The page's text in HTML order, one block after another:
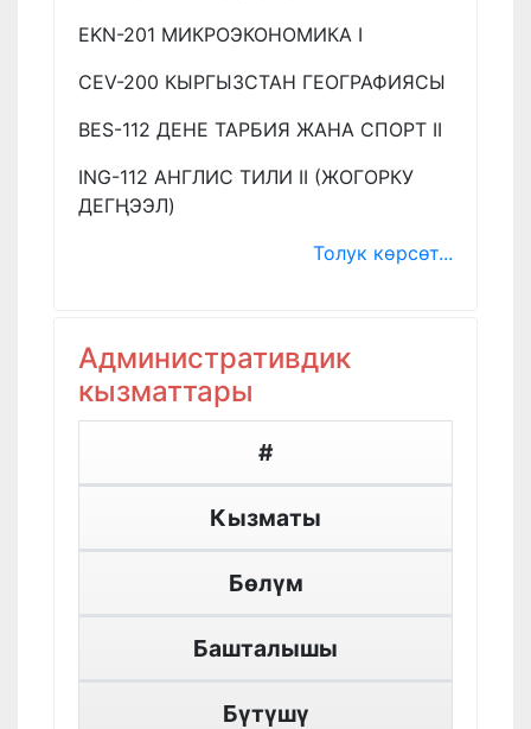
EKN-201 МИКРОЭКОНОМИКА I
CEV-200 КЫРГЫЗСТАН ГЕОГРАФИЯСЫ
BES-112 ДЕНЕ ТАРБИЯ ЖАНА СПОРТ II
ING-112 АНГЛИС ТИЛИ II (ЖОГОРКУ
ДЕГҢЭЭЛ)
Толук көрсөт...
Административдик
кызматтары
#
Кызматы
Бөлүм
Башталышы
Бүтүшү